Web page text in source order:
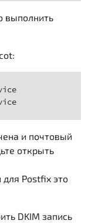
выполнить
и почтовый
открыть
для Postfix это
DKIM запись